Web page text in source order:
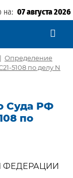
на: 07 августа 2026
| Определение
5108 по делу N
Суда РФ
по
ФЕДЕРАЦИИ